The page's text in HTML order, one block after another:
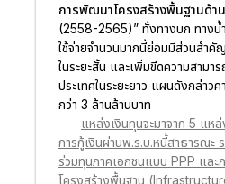
การพัฒนาโครงสร้างพื้นฐานด้
(2558-2565)” ทั้งทางบก ทางน้
ใช้จ่ายจำนวนมากนี้ย่อมมีส่วนสำคั
ในระยะสั้น และเพิ่มขีดความสามา
ประเทศในระยะยาว แผนดังกล่าวค
กว่า 3 ล้านล้านบาท
แหล่งเงินทุนจะมาจาก 5 แห
การกู้เงินผ่านพ.ร.บ.หนี้สาธารณะ
ร่วมทุนภาคเอกชนแบบ PPP และ
โครงสร้างพื้นฐาน